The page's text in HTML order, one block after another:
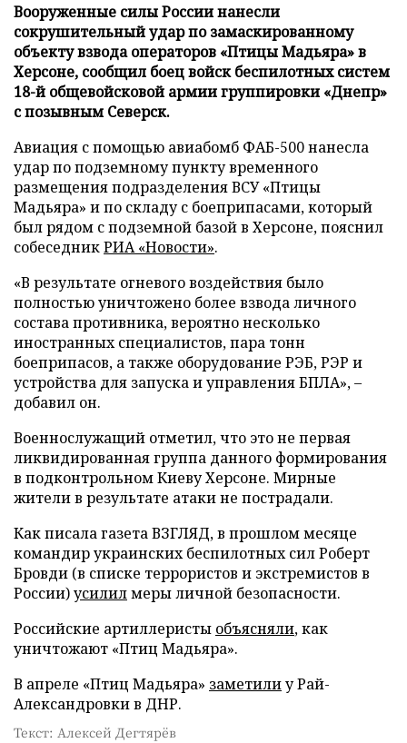
Вооруженные силы России нанесли
сокрушительный удар по замаскированному
объекту взвода операторов «Птицы Мадьяра» в
Херсоне, сообщил боец войск беспилотных систем
18-й общевойсковой армии группировки «Днепр»
с позывным Северск.
Авиация с помощью авиабомб ФАБ-500 нанесла
удар по подземному пункту временного
размещения подразделения ВСУ «Птицы
Мадьяра» и по складу с боеприпасами, который
был рядом с подземной базой в Херсоне, пояснил
собеседникРИА «Новости».
«В результате огневого воздействия было
полностью уничтожено более взвода личного
состава противника, вероятно несколько
иностранных специалистов, пара тонн
боеприпасов, а также оборудование РЭБ, РЭР и
устройства для запуска и управления БПЛА», –
добавил он.
Военнослужащий отметил, что это не первая
ликвидированная группа данного формирования
в подконтрольном Киеву Херсоне. Мирные
жители в результате атаки не пострадали.
Как писала газета ВЗГЛЯД, в прошлом месяце
командир украинских беспилотных сил Роберт
Бровди (в списке террористов и экстремистов в
России)усилилмеры личной безопасности.
Российские артиллеристы объясняли, как
уничтожают «Птиц Мадьяра».
В апреле «Птиц Мадьяра» заметилиу Рай-
Александровки в ДНР.
Текст: Алексей Дегтярёв